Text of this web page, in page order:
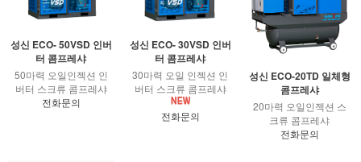
성신 ECO- 50VSD 인버
터 콤프레샤
50마력 오일인젝션 인
버터 스크류 콤프레샤
전화문의
성신 ECO- 30VSD 인버
터 콤프레샤
30마력 오일 인젝션 인
버터 스크류 콤프레샤
전화문의
성신 ECO-20TD 일체형
콤프레샤
20마력 오일인젝션 스
크류 콤프레샤
전화문의